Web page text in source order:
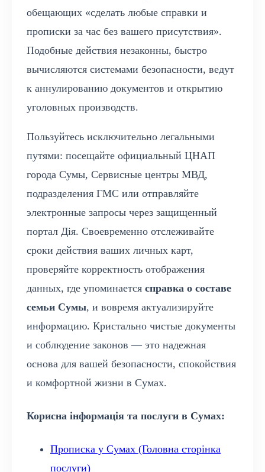
обещающих «сделать любые справки и
прописки за час без вашего присутствия».
Подобные действия незаконны, быстро
вычисляются системами безопасности, ведут
к аннулированию документов и открытию
уголовных производств.
Пользуйтесь исключительно легальными
путями: посещайте официальный ЦНАП
города Сумы, Сервисные центры МВД,
подразделения ГМС или отправляйте
электронные запросы через защищенный
портал Дія. Своевременно отслеживайте
сроки действия ваших личных карт,
проверяйте корректность отображения
данных, где упоминается справка о составе
семьи Сумы, и вовремя актуализируйте
информацию. Кристально чистые документы
и соблюдение законов — это надежная
основа для вашей безопасности, спокойствия
и комфортной жизни в Сумах.
Корисна інформація та послуги в Сумах:
Прописка у Сумах (Головна сторінка
послуги)